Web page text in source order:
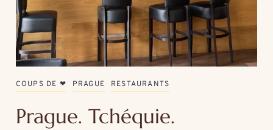
COUPS DE ❤ PRAGUE RESTAURANTS
Prague. Tchéquie.